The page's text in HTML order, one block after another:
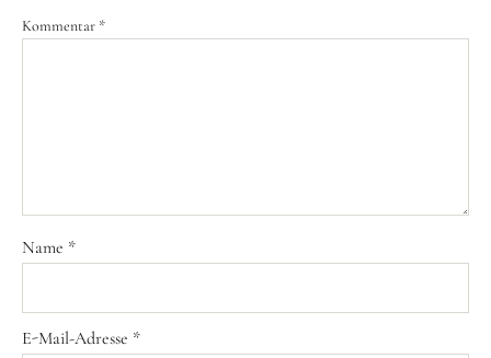
Kommentar *
Name *
E-Mail-Adresse *